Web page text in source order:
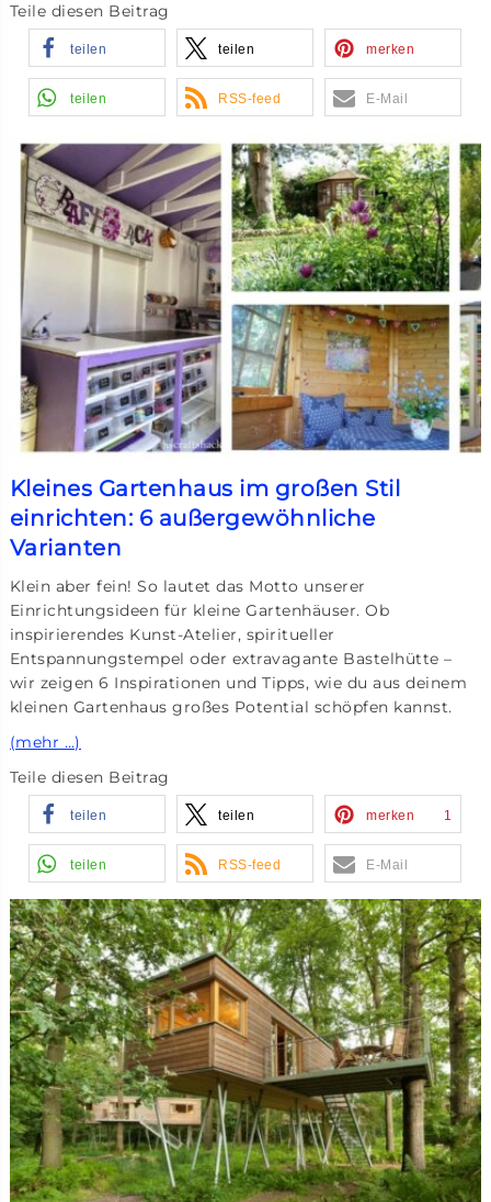
Teile diesen Beitrag
teilen teilen merken
teilen RSS-feed E-Mail
Kleines Gartenhaus im großen Stil
einrichten: 6 außergewöhnliche
Varianten
Klein aber fein! So lautet das Motto unserer
Einrichtungsideen für kleine Gartenhäuser. Ob
inspirierendes Kunst-Atelier, spiritueller
Entspannungstempel oder extravagante Bastelhütte –
wir zeigen 6 Inspirationen und Tipps, wie du aus deinem
kleinen Gartenhaus großes Potential schöpfen kannst.
(mehr …)
Teile diesen Beitrag
teilen teilen merken 1
teilen RSS-feed E-Mail